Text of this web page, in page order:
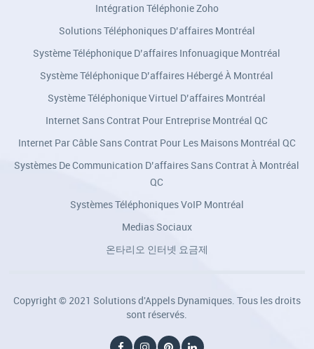
Intégration Téléphonie Zoho
Solutions Téléphoniques D’affaires Montréal
Système Téléphonique D’affaires Infonuagique Montréal
Système Téléphonique D’affaires Hébergé À Montréal
Système Téléphonique Virtuel D’affaires Montréal
Internet Sans Contrat Pour Entreprise Montréal QC
Internet Par Câble Sans Contrat Pour Les Maisons Montréal QC
Systèmes De Communication D’affaires Sans Contrat À Montréal
QC
Systèmes Téléphoniques VoIP Montréal
Medias Sociaux
온타리오 인터넷 요금제
Copyright © 2021 Solutions d'Appels Dynamiques. Tous les droits
sont réservés.